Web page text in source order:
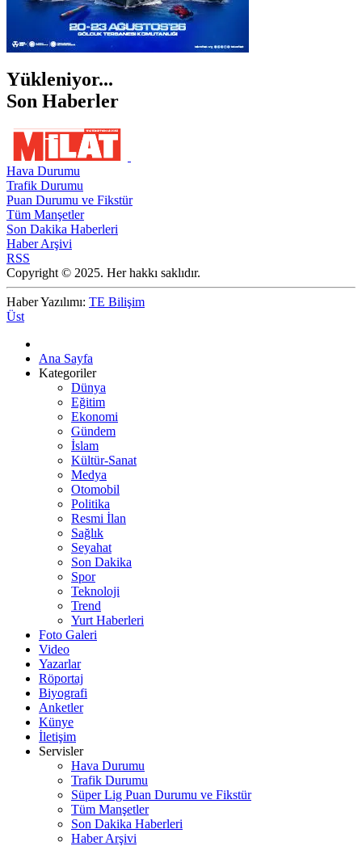
Yükleniyor...
Son Haberler
Hava Durumu
Trafik Durumu
Puan Durumu ve Fikstür
Tüm Manşetler
Son Dakika Haberleri
Haber Arşivi
RSS
Copyright © 2025. Her hakkı saklıdır.
Haber Yazılımı: TE Bilişim
Üst
Ana Sayfa
Kategoriler
Dünya
Eğitim
Ekonomi
Gündem
İslam
Kültür-Sanat
Medya
Otomobil
Politika
Resmi İlan
Sağlık
Seyahat
Son Dakika
Spor
Teknoloji
Trend
Yurt Haberleri
Foto Galeri
Video
Yazarlar
Röportaj
Biyografi
Anketler
Künye
İletişim
Servisler
Hava Durumu
Trafik Durumu
Süper Lig Puan Durumu ve Fikstür
Tüm Manşetler
Son Dakika Haberleri
Haber Arşivi